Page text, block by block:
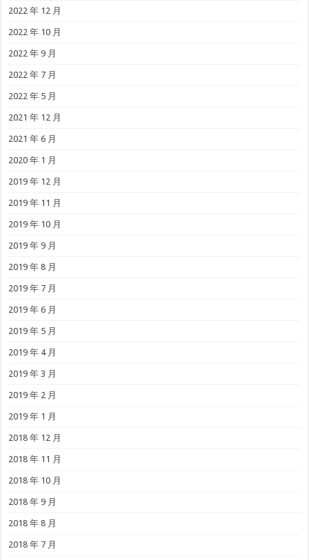
2022 年 12 月
2022 年 10 月
2022 年 9 月
2022 年 7 月
2022 年 5 月
2021 年 12 月
2021 年 6 月
2020 年 1 月
2019 年 12 月
2019 年 11 月
2019 年 10 月
2019 年 9 月
2019 年 8 月
2019 年 7 月
2019 年 6 月
2019 年 5 月
2019 年 4 月
2019 年 3 月
2019 年 2 月
2019 年 1 月
2018 年 12 月
2018 年 11 月
2018 年 10 月
2018 年 9 月
2018 年 8 月
2018 年 7 月